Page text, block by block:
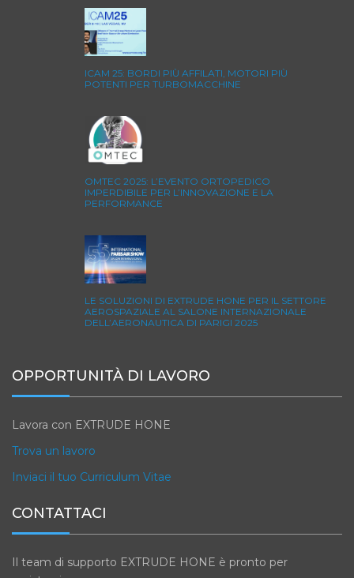
ICAM 25: BORDI PIÙ AFFILATI, MOTORI PIÙ
POTENTI PER TURBOMACCHINE
OMTEC 2025: L’EVENTO ORTOPEDICO
IMPERDIBILE PER L’INNOVAZIONE E LA
PERFORMANCE
LE SOLUZIONI DI EXTRUDE HONE PER IL SETTORE
AEROSPAZIALE AL SALONE INTERNAZIONALE
DELL’AERONAUTICA DI PARIGI 2025
OPPORTUNITÀ DI LAVORO
Lavora con EXTRUDE HONE
Trova un lavoro
Inviaci il tuo Curriculum Vitae
CONTATTACI
Il team di supporto EXTRUDE HONE è pronto per